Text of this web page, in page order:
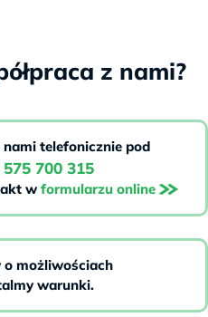
z nami?
telefonicznie pod
700 315
wformularzu online
możliwościach
warunki.